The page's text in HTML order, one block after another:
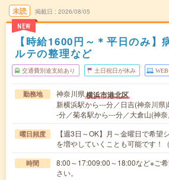
未読
NEW
掲載日 2026/08/05
【時給1600円～＊平日のみ】
ルテの整理など
交通費別途支給あり 土日祝日が休み
勤務地 神奈川県横浜市港北区
新横浜駅から---分／日吉(神奈川
-分／菊名駅から---分／大倉山(神
曜日頻度
【週3日～OK】月～金曜日で希望
を増やしていくことも可能です！
時間
8:00～17:009:00～18:00など※ご
さい。